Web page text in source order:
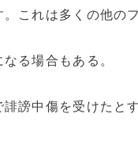
これは多くの他の
る場合もある。
謗中傷を受けたと